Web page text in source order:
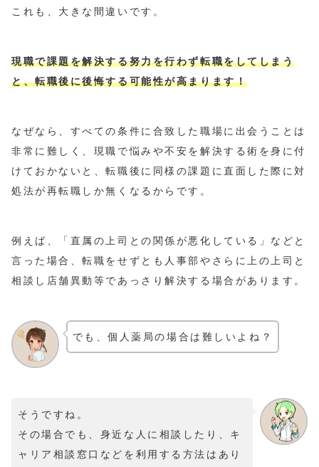
これも、大きな間違いです。
現職で課題を解決する努力を行わず転職をしてしまう
と、転職後に後悔する可能性が高まります！
なぜなら、すべての条件に合致した職場に出会うことは
非常に難しく、現職で悩みや不安を解決する術を身に付
けておかないと、転職後に同様の課題に直面した際に対
処法が再転職しか無くなるからです。
例えば、「直属の上司との関係が悪化している」などと
言った場合、転職をせずとも人事部やさらに上の上司と
相談し店舗異動等であっさり解決する場合があります。
でも、個人薬局の場合は難しいよね？
そうですね。
その場合でも、身近な人に相談したり、キ
ャリア相談窓口などを利用する方法はあり